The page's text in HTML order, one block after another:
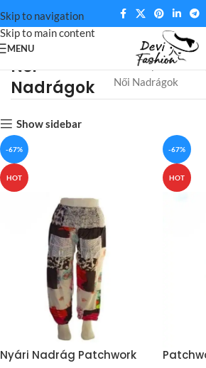
Skip to navigation
Skip to main content
MENU
Női
Nadrágok
Kezdőlap Termék
Női Nadrágok
Show sidebar
-67%
HOT
Nyári Nadrág Patchwork
-67%
HOT